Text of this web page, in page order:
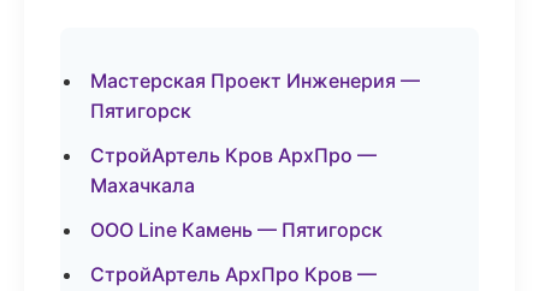
Мастерская Проект Инженерия —
Пятигорск
СтройАртель Кров АрхПро —
Махачкала
ООО Line Камень — Пятигорск
СтройАртель АрхПро Кров —